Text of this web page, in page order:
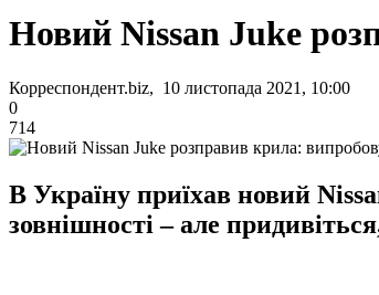
Новий Nissan Juke
Корреспондент.biz, 10 листопада 2021, 10:00
0
714
В Україну приїхав новий
зовнішності – але